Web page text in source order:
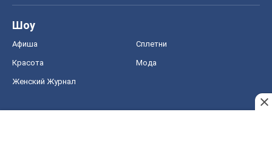
Шоу
Афиша Сплетни
Красота Мода
Женский Журнал